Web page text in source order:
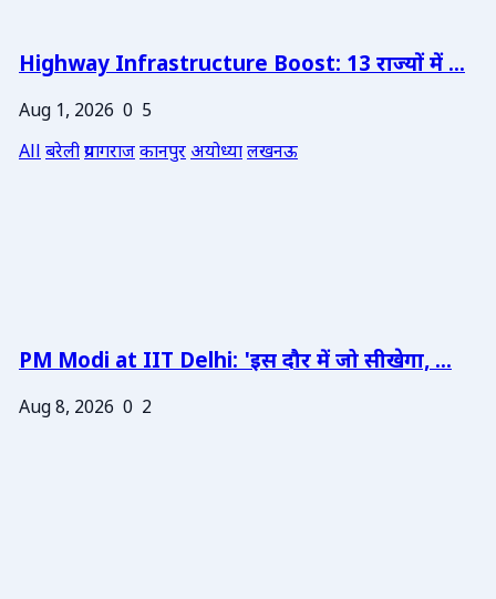
Highway Infrastructure Boost: 13 राज्यों में ...
Aug 1, 2026 0 5
Allबरेलीप्रयागराजकानपुरअयोध्यालखनऊ
PM Modi at IIT Delhi: 'इस दौर में जो सीखेगा, ...
Aug 8, 2026 0 2